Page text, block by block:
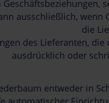
ausschließlich,
die
des Lieferanten,
ausdrücklich oder
entweder in